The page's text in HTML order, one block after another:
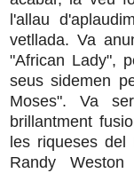
l'allau
vetllada. Va
"African Lady",
seus sidemen
Moses". Va
brillantment
les riqueses
Randy